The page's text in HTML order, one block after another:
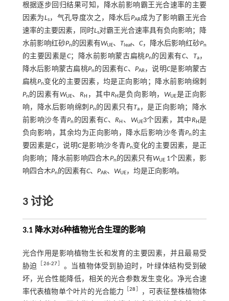
根据逐步回归结果可知，降水前影响霸王光合速率的主要
因素为Ls，气孔导度次之，降水后PAR成为了影响霸王光合
速率的主要因素，同时Ls对霸王光合速率具有负向影响；降
水前影响红砂Pn的因素有WUE、T leaf、C，降水后影响红砂Pn
的主要因素是C；降水前影响蒙古扁桃Pn的因素有C、 Ta，
降水后影响蒙古扁桃Pn的因素有C、 PAR，说明C是影响蒙古
扁桃Pn变化的主要因素，均是正向影响；降水前影响绵刺
Pn的因素有WUE、RH ，其中RH是负向影响，WUE是正向影
响，降水后影响绵刺 Pn的因素只有Ta ，是正向影响；降水
前影响沙冬青Pn 的因素有C、RH 、 WUE3个因素，其中RH是
负向影响，其余均为正向影响，降水后影响沙冬青Pn 的主
要因素是C，说明C是影响沙冬青Pn变化的主要因素，是正
向影响；降水前影响四合木Pn的因素只有WUE1个因素，影
响四合木Pn的因素有C、 PAR、 WUE，均是正向影响。
3 讨论
3.1 降水对6种植物光合生理的影响
光合作用是影响植物生长和发育的主要因素，并且最易受
胁迫
［26-27］ 。当植物体受到胁迫时，叶绿体结构受到破
坏，光合性能降低，相关的光合参数发生变化。净光合速
率代表植物单个叶片的光合能力
［28］
，可表征整株植物体